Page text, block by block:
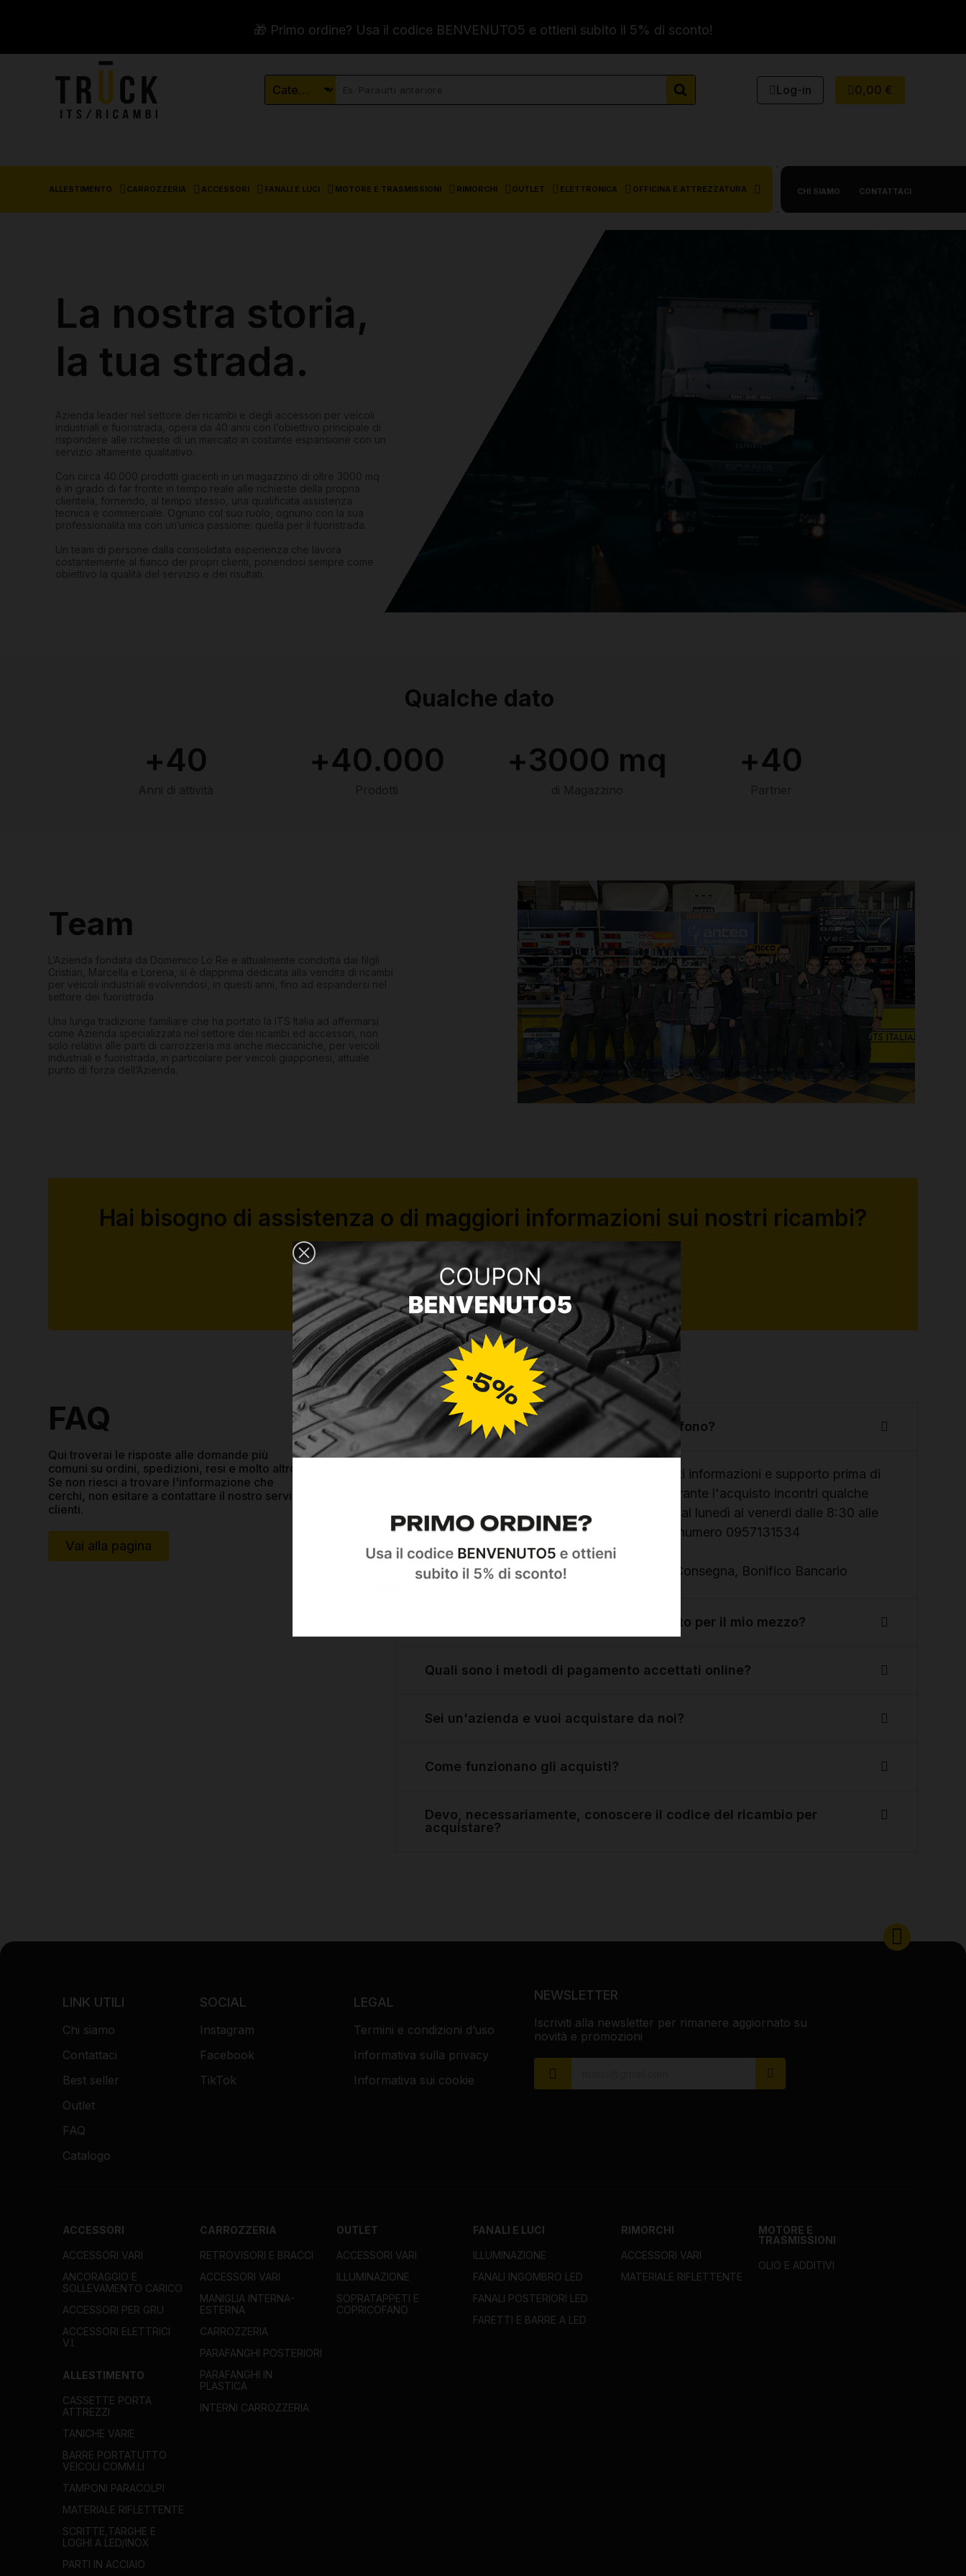
🎁 Primo ordine? Usa il codice BENVENUTO5 e ottieni subito il 5% di sconto!
Log-in 0,00 €
ALLESTIMENTO CARROZZERIA ACCESSORI FANALI E LUCI MOTORE E TRASMISSIONI RIMORCHI OUTLET ELETTRONICA OFFICINA E ATTREZZATURA CHI SIAMO CONTATTACI
La nostra storia,
la tua strada.
Azienda leader nel settore dei ricambi e degli accessori per veicoli
industriali e fuoristrada, opera da 40 anni con l’obiettivo principale di
rispondere alle richieste di un mercato in costante espansione con un
servizio altamente qualitativo.
Con circa 40.000 prodotti giacenti in un magazzino di oltre 3000 mq
è in grado di far fronte in tempo reale alle richieste della propria
clientela, fornendo, al tempo stesso, una qualificata assistenza
tecnica e commerciale. Ognuno col suo ruolo, ognuno con la sua
professionalità ma con un’unica passione: quella per il fuoristrada.
Un team di persone dalla consolidata esperienza che lavora
costantemente al fianco dei propri clienti, ponendosi sempre come
obiettivo la qualità del servizio e dei risultati.
Qualche dato
+40 +40.000 +3000 mq +40
Team
L’Azienda fondata da Domenico Lo Re e attualmente condotta dai filgli
Cristian, Marcella e Lorena, si è dapprima dedicata alla vendita di ricambi
per veicoli industriali evolvendosi, in questi anni, fino ad espandersi nel
settore dei fuoristrada.
Una lunga tradizione familiare che ha portato la ITS Italia ad affermarsi
come Azienda specializzata nel settore dei ricambi ed accessori, non
solo relativi alle parti di carrozzeria ma anche meccaniche, per veicoli
industriali e fuoristrada, in particolare per veicoli giapponesi, attuale
punto di forza dell’Azienda.
Hai bisogno di assistenza o di maggiori informazioni sui nostri ricambi?
Compila il form e il nostro team ti risponderà al più presto.
Contattaci
FAQ
Qui troverai le risposte alle domande più
comuni su ordini, spedizioni, resi e molto altro.
Se non riesci a trovare l'informazione che
cerchi, non esitare a contattare il nostro servizio
clienti.
Vai alla pagina
È possibile effettuare un ordine per telefono?
Siamo sempre a tua disposizione per fornirti informazioni e supporto prima di
effettuare il tuo ordine online. Inoltre, se durante l'acquisto incontri qualche
imprevisto, Il nostro servizio è disponibile dal lunedì al venerdi dalle 8:30 alle
13:00 e dalle 15:00 alle 19:00 chiamando il numero 0957131534
Carta Di Credito, Paypal, Pagamento Alla Consegna, Bonifico Bancario
Come faccio a sapere se è il pezzo giusto per il mio mezzo?
Quali sono i metodi di pagamento accettati online?
Sei un'azienda e vuoi acquistare da noi?
Come funzionano gli acquisti?
Devo, necessariamente, conoscere il codice del ricambio per
acquistare?
LINK UTILI
Chi siamo
Contattaci
Best seller
Outlet
FAQ
Catalogo
SOCIAL
Instagram
Facebook
TikTok
LEGAL
Termini e condizioni d’uso
Informativa sulla privacy
Informativa sui cookie
NEWSLETTER
Iscriviti alla newsletter per rimanere aggiornato su
novità e promozioni
ACCESSORI
ACCESSORI VARI
ANCORAGGIO E
SOLLEVAMENTO CARICO
ACCESSORI PER GRU
ACCESSORI ELETTRICI
V.I.
ALLESTIMENTO
CASSETTE PORTA
ATTREZZI
TANICHE VARIE
BARRE PORTATUTTO
VEICOLI COMM.LI
TAMPONI PARACOLPI
MATERIALE RIFLETTENTE
SCRITTE,TARGHE E
LOGHI A LED/INOX
PARTI IN ACCIAIO
CARROZZERIA
RETROVISORI E BRACCI
ACCESSORI VARI
MANIGLIA INTERNA-
ESTERNA
CARROZZERIA
PARAFANGHI POSTERIORI
PARAFANGHI IN
PLASTICA
INTERNI CARROZZERIA
OUTLET
ACCESSORI VARI
ILLUMINAZIONE
SOPRATAPPETI E
COPRICOFANO
FANALI E LUCI
ILLUMINAZIONE
FANALI INGOMBRO LED
FANALI POSTERIORI LED
FARETTI E BARRE A LED
RIMORCHI
ACCESSORI VARI
MATERIALE RIFLETTENTE
MOTORE E
TRASMISSIONI
OLIO E ADDITIVI